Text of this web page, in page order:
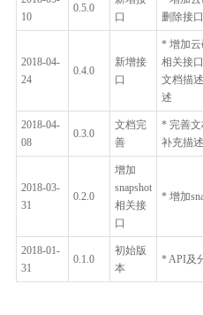
10
0.5.0
口
删除接
2018-04-
24
0.4.0
新增接
口
* 增加云
相关接
文档描
述
2018-04-
08
0.3.0
文档完
善
* 完善
补充描述
2018-03-
31
0.2.0
增加
snapshot
相关接
口
* 增加
2018-01-
31
0.1.0
初始版
本
* API及